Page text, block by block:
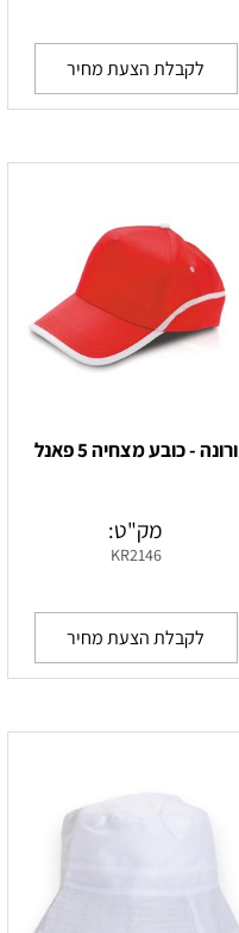
לקבלת הצעת מחיר
ורונה - כובע מצחיה 5 פאנל
מק"ט:
KR2146
לקבלת הצעת מחיר